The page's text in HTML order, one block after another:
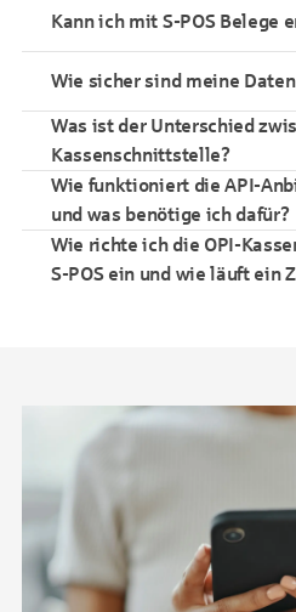
Kann ich mit S-POS Belege
Wie sicher sind meine Daten
Was ist der Unterschied
Kassenschnittstelle?
Wie funktioniert die API-
und was benötige ich dafür?
Wie richte ich die OPI-
S-POS ein und wie läuft ein